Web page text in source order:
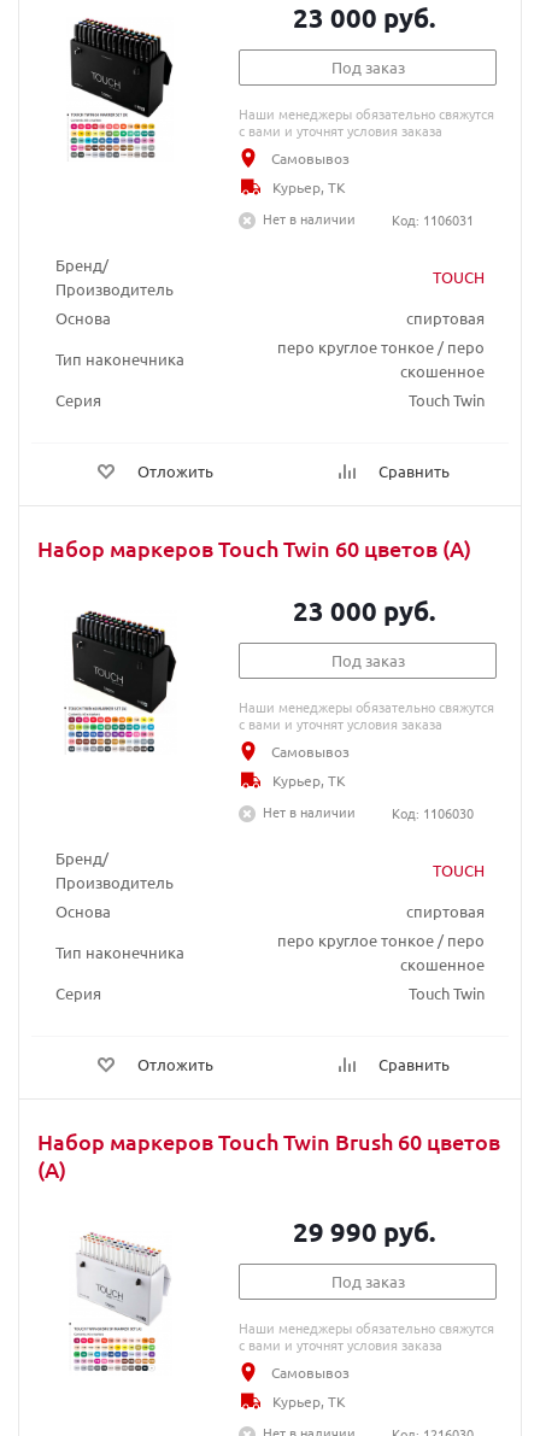
Бренд/
Производитель
TOUCH
Основа
спиртовая
Тип наконечника
перо круглое тонкое / перо
скошенное
Серия
Touch Twin
Отложить Сравнить
23 000 руб.
Под заказ
Наши менеджеры обязательно свяжутся
с вами и уточнят условия заказа
Самовывоз
Курьер, ТК
Нет в наличии
Код: 1106031
Набор маркеров Touch Twin 60 цветов (А)
Бренд/
Производитель
TOUCH
Основа
спиртовая
Тип наконечника
перо круглое тонкое / перо
скошенное
Серия
Touch Twin
Отложить Сравнить
23 000 руб.
Под заказ
Наши менеджеры обязательно свяжутся
с вами и уточнят условия заказа
Самовывоз
Курьер, ТК
Нет в наличии
Код: 1106030
Набор маркеров Touch Twin Brush 60 цветов
(A)
29 990 руб.
Под заказ
Наши менеджеры обязательно свяжутся
с вами и уточнят условия заказа
Самовывоз
Курьер, ТК